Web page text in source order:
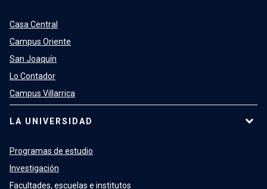
Casa Central
Campus Oriente
San Joaquín
Lo Contador
Campus Villarrica
LA UNIVERSIDAD
Programas de estudio
Investigación
Facultades, escuelas e institutos